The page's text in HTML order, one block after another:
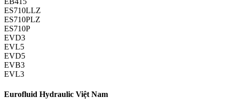
ES710LLZ
ES710PLZ
ES710P
EVD3
EVL5
EVD5
EVB3
EVL3
Eurofluid Hydraulic Việt Nam